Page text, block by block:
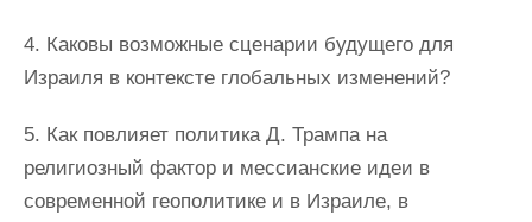
4. Каковы возможные сценарии будущего для
Израиля в контексте глобальных изменений?
5. Как повлияет политика Д. Трампа на
религиозный фактор и мессианские идеи в
современной геополитике и в Израиле, в